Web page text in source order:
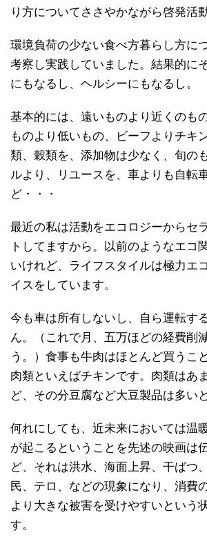
り方についてささやかながら啓発活
環境負荷の少ない食べ方暮らし方に
考察し実践していました。結果的に
にもなるし、ヘルシーにもなるし。
基本的には、遠いものより近くのも
ものより低いもの、ビーフよりチキ
類、穀類を、添加物は少なく、旬の
ルより、リユースを、車よりも自転
ど・・・
最近の私は活動をエコロジーからセ
トしてますから。以前のようなエコ
いけれど、ライフスタイルは極力エ
イスをしています。
今も車は所有しないし、自ら運転す
ん。（これで月、五万ほどの経費削
う。）食事も牛肉はほとんど買うこ
肉類といえばチキンです。肉類はあ
ど、その分豆腐など大豆製品は多い
何れにしても、近未来においては温
が起こるということを先述の映画は
ど、それは洪水、海面上昇、干ばつ
民、テロ、などの現象になり、消費
より大きな被害を受けやすいという
す。